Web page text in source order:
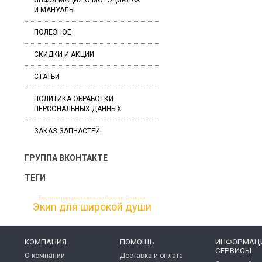
И МАНУАЛЫ
ПОЛЕЗНОЕ
СКИДКИ И АКЦИИ
СТАТЬИ
ПОЛИТИКА ОБРАБОТКИ
ПЕРСОНАЛЬНЫХ ДАННЫХ
ЗАКАЗ ЗАПЧАСТЕЙ
ГРУППА ВКОНТАКТЕ
ТЕГИ
Бесплатная доставка по России Скидка
Экип для широкой души
КОМПАНИЯ
О компании
ПОМОЩЬ
Доставка и оплата
СЕРВИСЫ